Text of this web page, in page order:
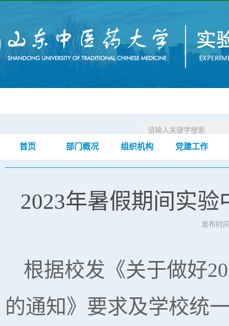
首页 部门概况 组织机构 党建工作
2023年暑假期间实
发布时
根据校发《关于做好
的通知》要求及学校统